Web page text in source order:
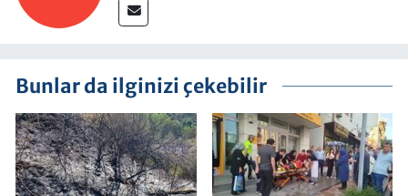
Bunlar da ilginizi çekebilir